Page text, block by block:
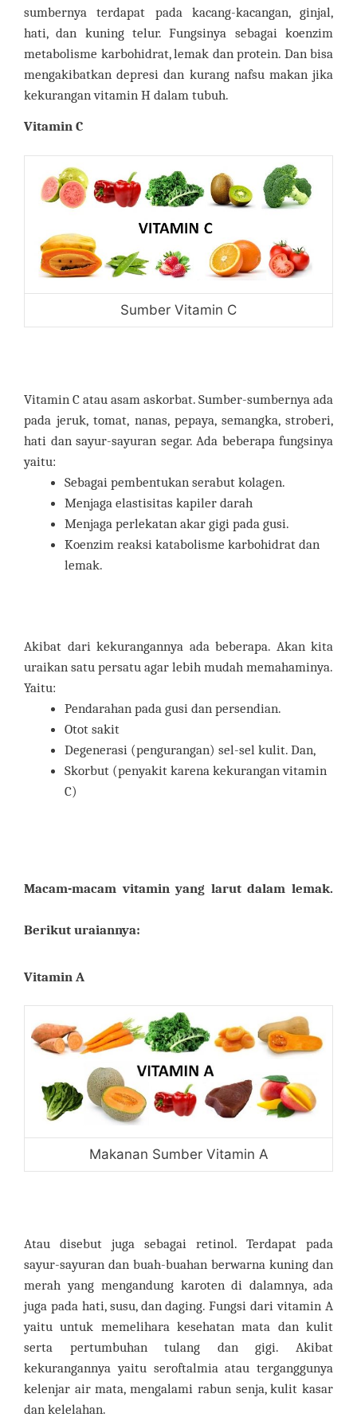
sumbernya terdapat pada kacang-kacangan, ginjal,
hati, dan kuning telur. Fungsinya sebagai koenzim
metabolisme karbohidrat, lemak dan protein. Dan bisa
mengakibatkan depresi dan kurang nafsu makan jika
kekurangan vitamin H dalam tubuh.
Vitamin C
Sumber Vitamin C
Vitamin C atau asam askorbat. Sumber-sumbernya ada
pada jeruk, tomat, nanas, pepaya, semangka, stroberi,
hati dan sayur-sayuran segar. Ada beberapa fungsinya
yaitu:
Sebagai pembentukan serabut kolagen.
Menjaga elastisitas kapiler darah
Menjaga perlekatan akar gigi pada gusi.
Koenzim reaksi katabolisme karbohidrat dan
lemak.
Akibat dari kekurangannya ada beberapa. Akan kita
uraikan satu persatu agar lebih mudah memahaminya.
Yaitu:
Pendarahan pada gusi dan persendian.
Otot sakit
Degenerasi (pengurangan) sel-sel kulit. Dan,
Skorbut (penyakit karena kekurangan vitamin
C)
Macam-macam vitamin yang larut dalam lemak.
Berikut uraiannya:
Vitamin A
Makanan Sumber Vitamin A
Atau disebut juga sebagai retinol. Terdapat pada
sayur-sayuran dan buah-buahan berwarna kuning dan
merah yang mengandung karoten di dalamnya, ada
juga pada hati, susu, dan daging. Fungsi dari vitamin A
yaitu untuk memelihara kesehatan mata dan kulit
serta pertumbuhan tulang dan gigi. Akibat
kekurangannya yaitu seroftalmia atau terganggunya
kelenjar air mata, mengalami rabun senja, kulit kasar
dan kelelahan.